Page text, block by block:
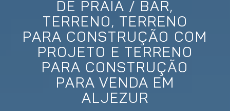
GUIA DE LOCALIDADES
O BLOG
EMPREENDIMENTOS
PROPRIEDADES QUE NÓS
LISTAGENS PRIVADAS
DE PRAIA / BAR,
TERRENO, TERRENO
PARA CONSTRUÇÃO COM
PROJETO E TERRENO
PARA CONSTRUÇÃO
PARA VENDA EM
ALJEZUR